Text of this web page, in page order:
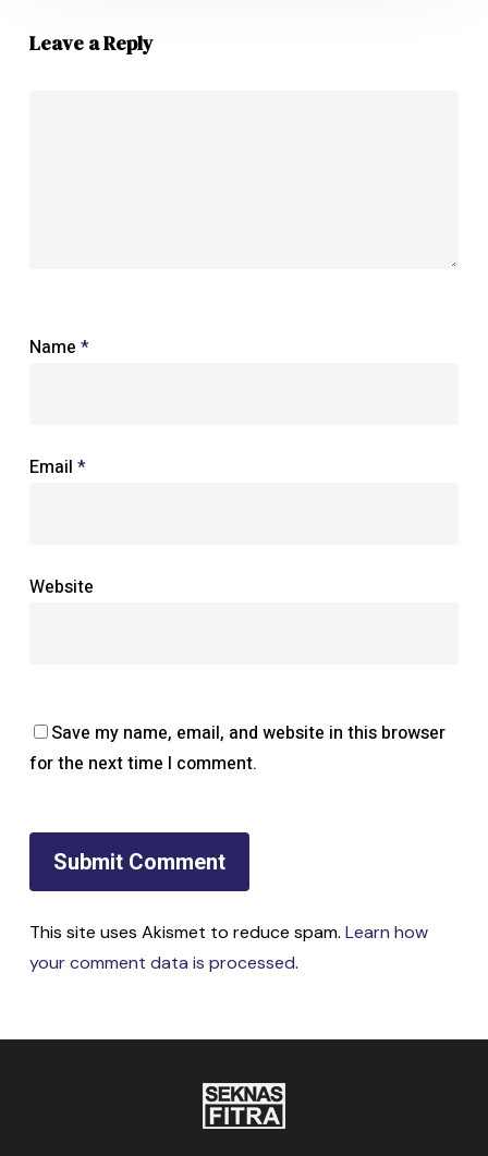
Leave a Reply
Name *
Email *
Website
Save my name, email, and website in this browser
for the next time I comment.
This site uses Akismet to reduce spam. Learn how
your comment data is processed.